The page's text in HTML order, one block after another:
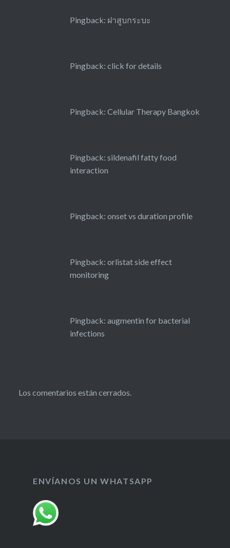
Pingback: ฝาสูบกระบะ
Pingback: click for details
Pingback: Cellular Therapy Bangkok
Pingback: sildenafil fatty food
interaction
Pingback: onset vs duration profile
Pingback: orlistat side effect
monitoring
Pingback: augmentin for bacterial
infections
Los comentarios están cerrados.
ENVÍANOS UN WHATSAPP